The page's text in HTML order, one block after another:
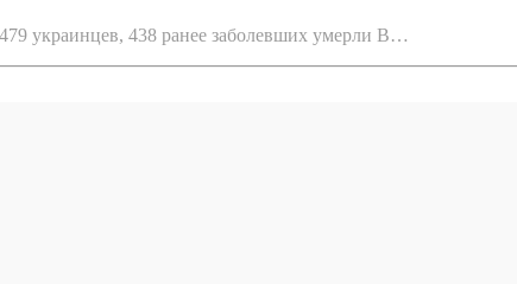
украинцев, 438 ранее заболевших умерли В…